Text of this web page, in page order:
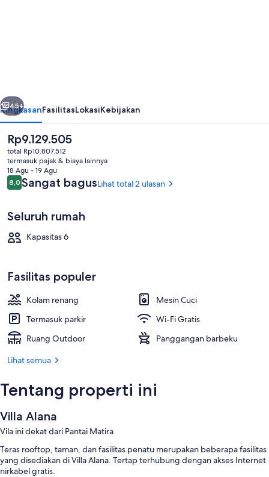
Berikutnya
45+
RingkasanFasilitasLokasiKebijakan
Harga
saat
ini
Rp9.129.505
Rp9.129.505
total Rp10.807.512
termasuk pajak & biaya lainnya
18 Agu - 19 Agu
Ulasan
8,08,0 dari 10
Sangat bagusLihat total 2 ulasan
Seluruh rumah
Kapasitas 6
Fasilitas populer
Kolam renang
Mesin Cuci
Termasuk parkir
Wi-Fi Gratis
Ruang Outdoor
Panggangan barbeku
Lihat semua
Tentang properti ini
Villa Alana
Vila ini dekat dari Pantai Matira
Teras rooftop, taman, dan fasilitas penatu merupakan beberapa fasilitas
yang disediakan di Villa Alana. Tertap terhubung dengan akses Internet
nirkabel gratis.